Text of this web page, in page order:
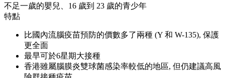
不足一歲的嬰兒、16 歲到 23 歲的青少年
特點
比國內流腦疫苗預防的價數多了兩種 (Y 和 W-135), 保護
更全面
最早可於6星期大接種
香港雖屬腦膜炎雙球菌感染率較低的地區, 但仍建議高風